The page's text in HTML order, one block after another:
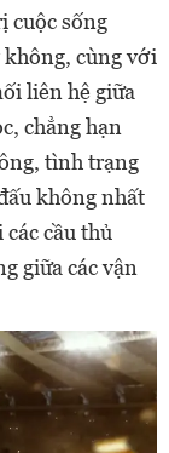
cuộc sống
cùng với
liên hệ giữa
chẳng hạn
tình trạng
không nhất
cầu thủ
giữa các vận